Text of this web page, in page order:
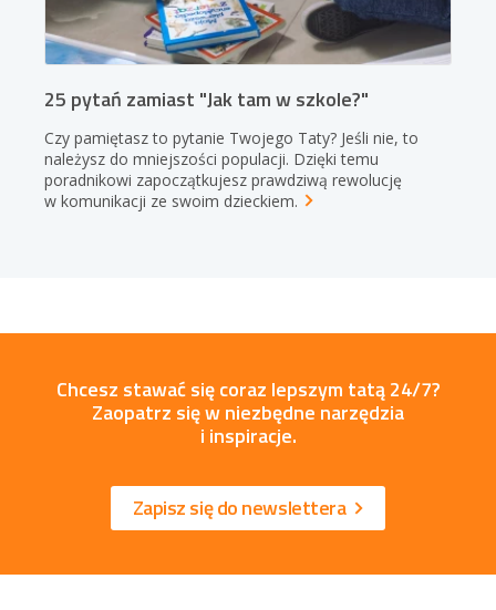
25 pytań zamiast "Jak tam w szkole?"
Czy pamiętasz to pytanie Twojego Taty? Jeśli nie, to
należysz do mniejszości populacji. Dzięki temu
poradnikowi zapoczątkujesz prawdziwą rewolucję
w komunikacji ze swoim dzieckiem.
Chcesz stawać się coraz lepszym tatą 24/7?
Zaopatrz się w niezbędne narzędzia
i inspiracje.
Zapisz się do newslettera